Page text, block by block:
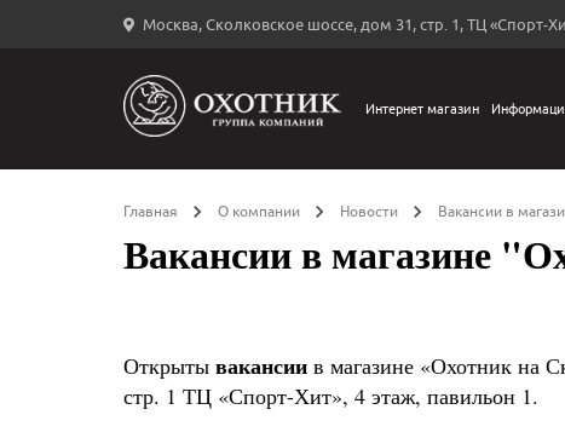
Москва, Сколковское шоссе, дом 31, стр. 1, ТЦ «Спорт-
←
Интернет магазин
Главная О компании Новости Вакансии в
Вакансии в магазине
Открыты вакансии в магазине «Охотник на
стр. 1 ТЦ «Спорт-Хит», 4 этаж, павильон 1.